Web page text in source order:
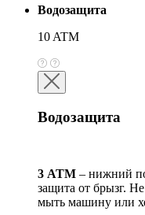
Водозащита
10 ATM
Водозащита
3 АТМ – нижний
защита от брызг.
мыть машину или